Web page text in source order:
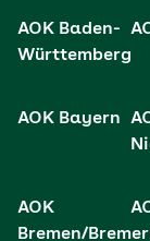
Presse-
Cookie-
Datenschutz
AOK Baden-
Württemberg
AOK Bayern
AOK
Bremen/